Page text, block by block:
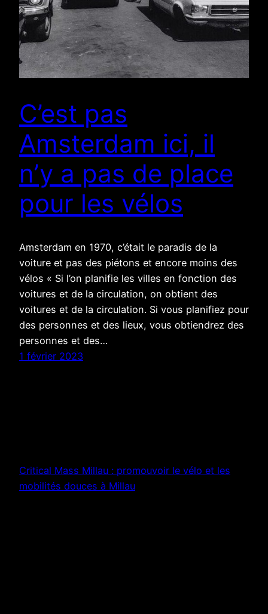
C’est pas
Amsterdam ici, il
n’y a pas de place
pour les vélos
Amsterdam en 1970, c’était le paradis de la
voiture et pas des piétons et encore moins des
vélos « Si l’on planifie les villes en fonction des
voitures et de la circulation, on obtient des
voitures et de la circulation. Si vous planifiez pour
des personnes et des lieux, vous obtiendrez des
personnes et des…
1 février 2023
Critical Mass Millau : promouvoir le vélo et les
mobilités douces à Millau